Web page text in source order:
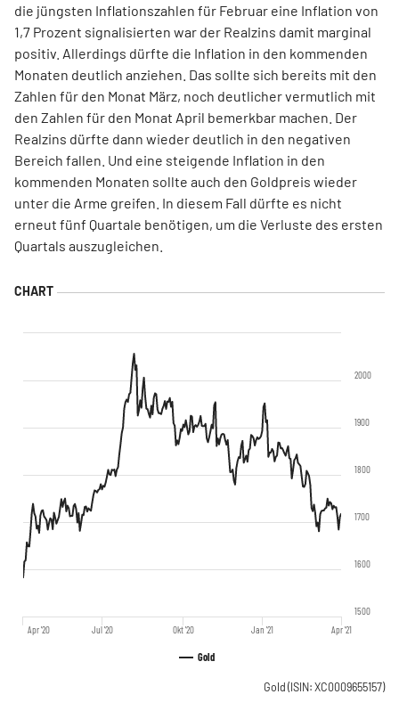
die jüngsten Inflationszahlen für Februar eine Inflation von
1,7 Prozent signalisierten war der Realzins damit marginal
positiv. Allerdings dürfte die Inflation in den kommenden
Monaten deutlich anziehen. Das sollte sich bereits mit den
Zahlen für den Monat März, noch deutlicher vermutlich mit
den Zahlen für den Monat April bemerkbar machen. Der
Realzins dürfte dann wieder deutlich in den negativen
Bereich fallen. Und eine steigende Inflation in den
kommenden Monaten sollte auch den Goldpreis wieder
unter die Arme greifen. In diesem Fall dürfte es nicht
erneut fünf Quartale benötigen, um die Verluste des ersten
Quartals auszugleichen.
Gold
Jul '20 Jan '21
Apr '20 Okt '20 Apr '21
1500
1600
1700
1800
1900
2000
Gold (ISIN: XC0009655157)